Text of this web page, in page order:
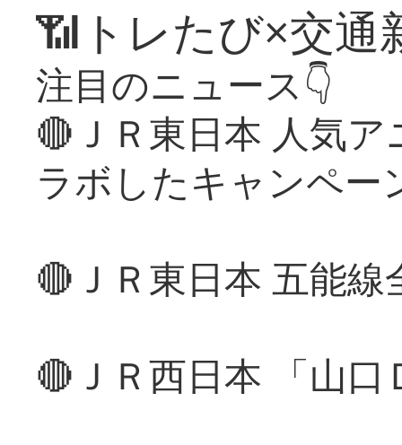
📶トレたび×交通
注目のニュース👇
🔴ＪＲ東日本 人気
ラボしたキャンペー
🔴ＪＲ東日本 五能
🔴ＪＲ西日本 「山